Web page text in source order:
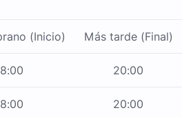
(Inicio) Más tarde (Final)
20:00
20:00